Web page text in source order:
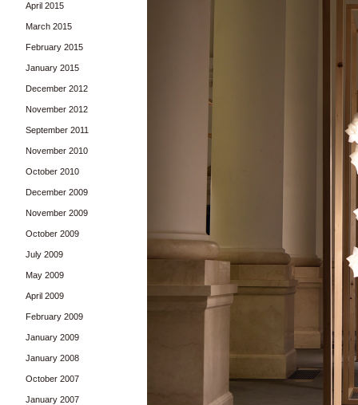
April 2015
March 2015
February 2015
January 2015
December 2012
November 2012
September 2011
November 2010
October 2010
December 2009
November 2009
October 2009
July 2009
May 2009
April 2009
February 2009
January 2009
January 2008
October 2007
January 2007